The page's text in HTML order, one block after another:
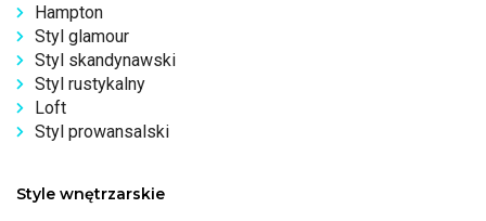
Hampton
Styl glamour
Styl skandynawski
Styl rustykalny
Loft
Styl prowansalski
Style wnętrzarskie